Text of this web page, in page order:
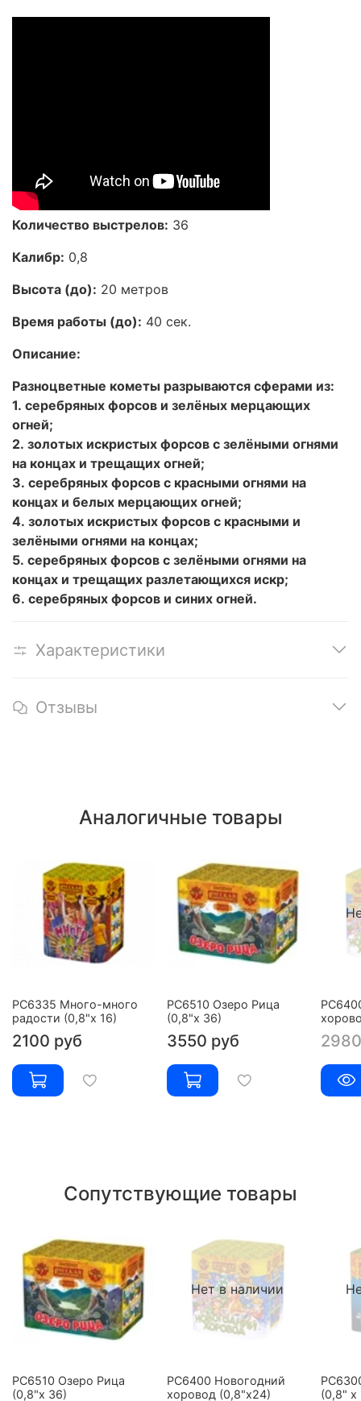
Количество выстрелов: 36
Калибр: 0,8
Высота (до): 20 метров
Время работы (до): 40 сек.
Описание:
Разноцветные кометы разрываются сферами из:
1. серебряных форсов и зелёных мерцающих
огней;
2. золотых искристых форсов с зелёными огнями
на концах и трещащих огней;
3. серебряных форсов с красными огнями на
концах и белых мерцающих огней;
4. золотых искристых форсов с красными и
зелёными огнями на концах;
5. серебряных форсов с зелёными огнями на
концах и трещащих разлетающихся искр;
6. серебряных форсов и синих огней.
Характеристики
Отзывы
Аналогичные товары
РС6335 Много-много
радости (0,8"х 16)
2100 руб
РС6510 Озеро Рица
(0,8"х 36)
3550 руб
Сопутствующие товары
РС6510 Озеро Рица
(0,8"х 36)
Нет в наличии
РС6400 Новогодний
хоровод (0,8"х24)
(0,8" х